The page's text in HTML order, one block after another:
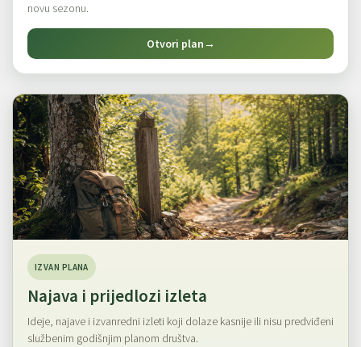
novu sezonu.
Otvori plan→
IZVAN PLANA
Najava i prijedlozi izleta
Ideje, najave i izvanredni izleti koji dolaze kasnije ili nisu predviđeni
službenim godišnjim planom društva.